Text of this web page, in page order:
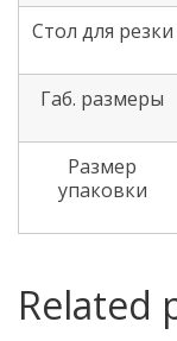
Стол для резки
Габ. размеры
Размер
упаковки
Related